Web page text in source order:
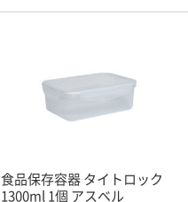
食品保存容器 タイトロック
1300ml 1個 アスベル